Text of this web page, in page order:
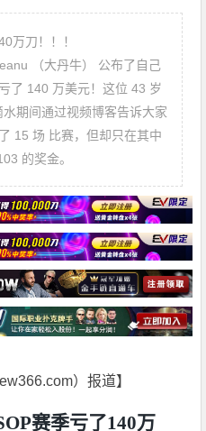
万刀！！！
（大丹牛） 公布了自己
了 140 万美元！这位 43 岁
期间通过视频博客告诉大家
15 场 比赛，但却只在其中
的奖金。
）报道】
赛季亏了140万